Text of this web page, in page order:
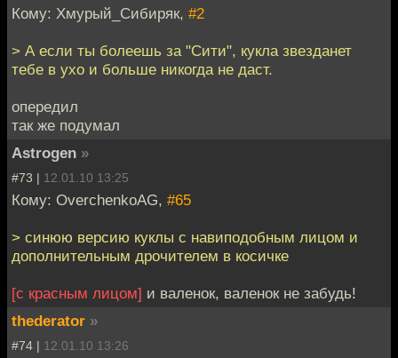
Кому: Хмурый_Сибиряк, #2
> А если ты болеешь за "Сити", кукла звезданет
тебе в ухо и больше никогда не даст.
опередил
так же подумал
Astrogen »
#73 | 12.01.10 13:25
Кому: OverchenkoAG, #65
> синюю версию куклы с навиподобным лицом и
дополнительным дрочителем в косичке
[с красным лицом] и валенок, валенок не забудь!
thederator »
#74 | 12.01.10 13:26